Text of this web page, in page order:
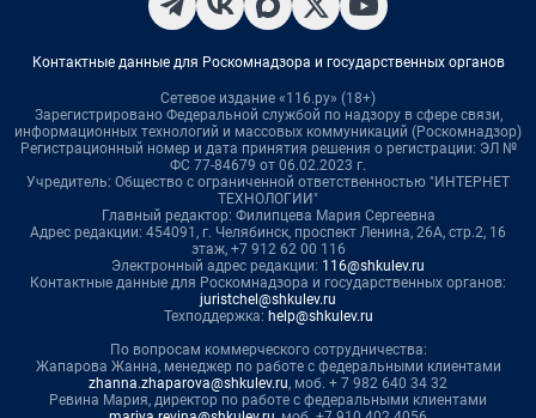
Контактные данные для Роскомнадзора и государственных органов
Сетевое издание «116.ру» (18+)
Зарегистрировано Федеральной службой по надзору в сфере связи,
информационных технологий и массовых коммуникаций (Роскомнадзор)
Регистрационный номер и дата принятия решения о регистрации: ЭЛ №
ФС 77-84679 от 06.02.2023 г.
Учредитель: Общество с ограниченной ответственностью "ИНТЕРНЕТ
ТЕХНОЛОГИИ"
Главный редактор: Филипцева Мария Сергеевна
Адрес редакции: 454091, г. Челябинск, проспект Ленина, 26А, стр.2, 16
этаж, +7 912 62 00 116
Электронный адрес редакции: 116@shkulev.ru
Контактные данные для Роскомнадзора и государственных органов:
juristchel@shkulev.ru
Техподдержка: help@shkulev.ru
По вопросам коммерческого сотрудничества:
Жапарова Жанна, менеджер по работе с федеральными клиентами
zhanna.zhaparova@shkulev.ru, моб. + 7 982 640 34 32
Ревина Мария, директор по работе с федеральными клиентами